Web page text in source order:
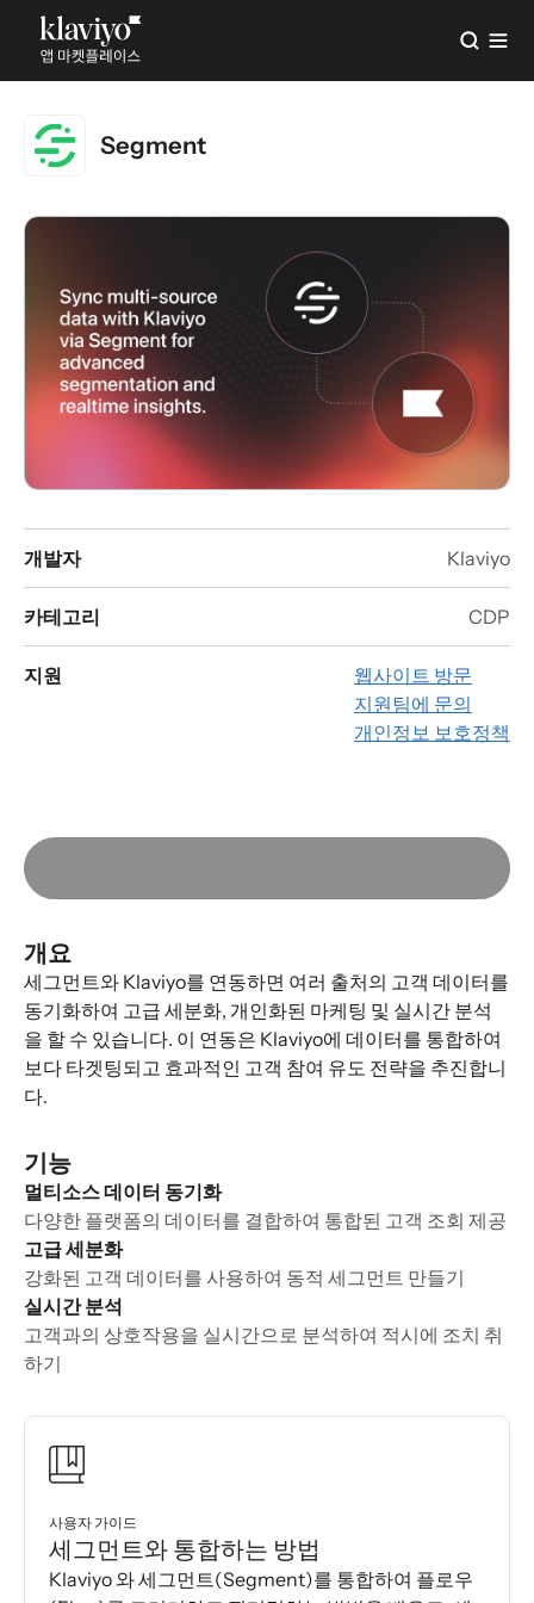
Segment
개발자 Klaviyo
카테고리 CDP
지원
웹사이트 방문
지원팀에 문의
개인정보 보호정책
개요
세그먼트와 Klaviyo를 연동하면 여러 출처의 고객 데이터를
동기화하여 고급 세분화, 개인화된 마케팅 및 실시간 분석
을 할 수 있습니다. 이 연동은 Klaviyo에 데이터를 통합하여
보다 타겟팅되고 효과적인 고객 참여 유도 전략을 추진합니
다.
기능
멀티소스 데이터 동기화
다양한 플랫폼의 데이터를 결합하여 통합된 고객 조회 제공
고급 세분화
강화된 고객 데이터를 사용하여 동적 세그먼트 만들기
실시간 분석
고객과의 상호작용을 실시간으로 분석하여 적시에 조치 취
하기
사용자 가이드
세그먼트와 통합하는 방법
Klaviyo 와 세그먼트(Segment)를 통합하여 플로우